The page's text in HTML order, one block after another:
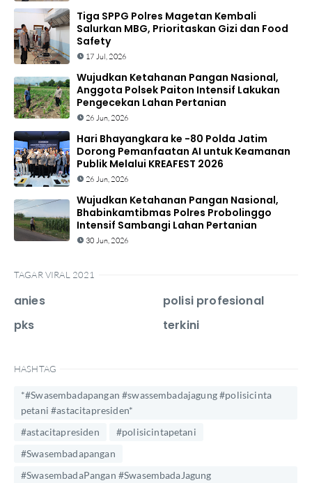
Tiga SPPG Polres Magetan Kembali
Salurkan MBG, Prioritaskan Gizi dan Food
Safety
17 Jul, 2026
Wujudkan Ketahanan Pangan Nasional,
Anggota Polsek Paiton Intensif Lakukan
Pengecekan Lahan Pertanian
26 Jun, 2026
Hari Bhayangkara ke -80 Polda Jatim
Dorong Pemanfaatan AI untuk Keamanan
Publik Melalui KREAFEST 2026
26 Jun, 2026
Wujudkan Ketahanan Pangan Nasional,
Bhabinkamtibmas Polres Probolinggo
Intensif Sambangi Lahan Pertanian
30 Jun, 2026
TAGAR VIRAL 2021
anies
pks
polisi profesional
terkini
HASHTAG
*#Swasembadapangan #swassembadajagung #polisicinta
petani #astacitapresiden*
#astacitapresiden
#polisicintapetani
#Swasembadapangan
#SwasembadaPangan #SwasembadaJagung